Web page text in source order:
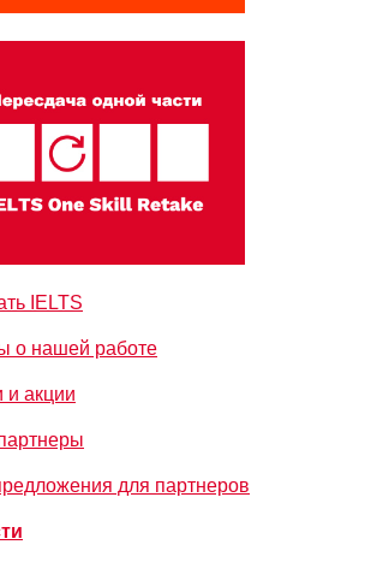
IELTS
о нашей работе
и акции
для партнеров